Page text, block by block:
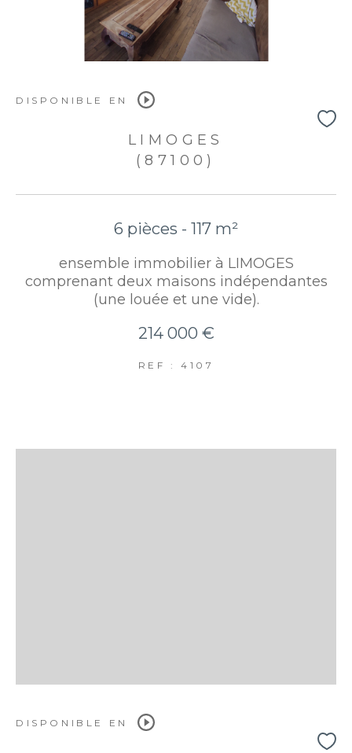
DISPONIBLE EN
LIMOGES
(87100)
6 pièces - 117 m²
ensemble immobilier à LIMOGES
comprenant deux maisons indépendantes
(une louée et une vide).
214 000 €
REF : 4107
DISPONIBLE EN